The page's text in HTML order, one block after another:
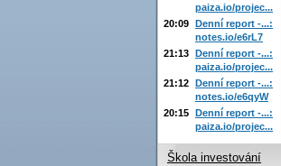
paiza.io/projec...
20:09 Denní report -...:
notes.io/e6rL7
21:13 Denní report -...:
paiza.io/projec...
21:12 Denní report -...:
notes.io/e6qyW
20:15 Denní report -...:
paiza.io/projec...
Škola investování